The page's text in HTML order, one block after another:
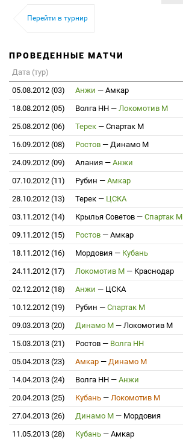
Перейти в турнир
ПРОВЕДЕННЫЕ МАТЧИ
Дата (тур)
05.08.2012 (03)
Анжи — Амкар
18.08.2012 (05)
Волга НН — Локомотив М
25.08.2012 (06)
Терек — Спартак М
16.09.2012 (08)
Ростов — Динамо М
24.09.2012 (09)
Алания — Анжи
07.10.2012 (11)
Рубин — Амкар
28.10.2012 (13)
Терек — ЦСКА
03.11.2012 (14)
Крылья Советов — Спартак М
09.11.2012 (15)
Ростов — Амкар
18.11.2012 (16)
Мордовия — Кубань
24.11.2012 (17)
Локомотив М — Краснодар
02.12.2012 (18)
Анжи — ЦСКА
10.12.2012 (19)
Рубин — Спартак М
09.03.2013 (20)
Динамо М — Локомотив М
15.03.2013 (21)
Ростов — Волга НН
05.04.2013 (23)
Амкар — Динамо М
14.04.2013 (24)
Волга НН — Анжи
20.04.2013 (25)
Кубань — Локомотив М
27.04.2013 (26)
Динамо М — Мордовия
11.05.2013 (28)
Кубань — Амкар